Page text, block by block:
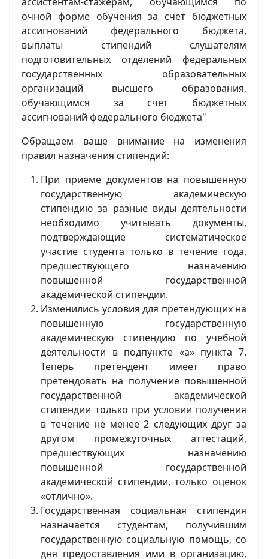
очной форме обучения за счет бюджетных
ассигнований федерального бюджета,
выплаты стипендий слушателям
подготовительных отделений федеральных
государственных образовательных
организаций высшего образования,
обучающимся за счет бюджетных
ассигнований федерального бюджета"
Обращаем ваше внимание на изменения
правил назначения стипендий:
При приеме документов на повышенную
государственную академическую
стипендию за разные виды деятельности
необходимо учитывать документы,
подтверждающие систематическое
участие студента только в течение года,
предшествующего назначению
повышенной государственной
академической стипендии.
Изменились условия для претендующих на
повышенную государственную
академическую стипендию по учебной
деятельности в подпункте «а» пункта 7.
Теперь претендент имеет право
претендовать на получение повышенной
государственной академической
стипендии только при условии получения
в течение не менее 2 следующих друг за
другом промежуточных аттестаций,
предшествующих назначению
повышенной государственной
академической стипендии, только оценок
«отлично».
Государственная социальная стипендия
назначается студентам, получившим
государственную социальную помощь, со
дня предоставления ими в организацию,